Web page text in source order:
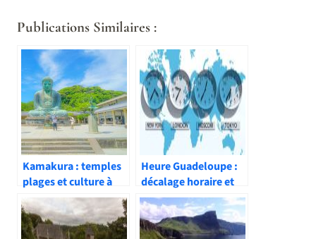
Publications Similaires :
Kamakura : temples
plages et culture à
moins d’1h de Tokyo
Heure Guadeloupe :
décalage horaire et
conseils pratiques